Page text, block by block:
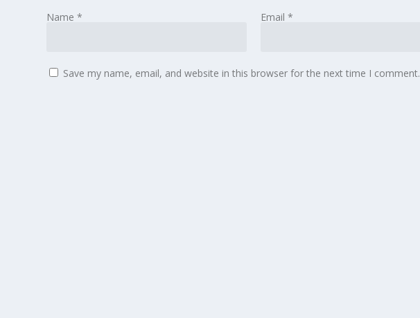
Name* Email *
Save my name, email, and website in this browser for the next time I comment.